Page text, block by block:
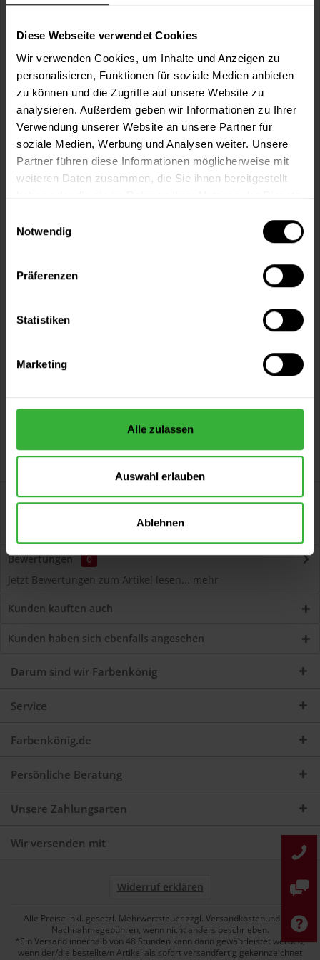
Diese Webseite verwendet Cookies
Wir verwenden Cookies, um Inhalte und Anzeigen zu
personalisieren, Funktionen für soziale Medien anbieten
zu können und die Zugriffe auf unsere Website zu
analysieren. Außerdem geben wir Informationen zu Ihrer
Verwendung unserer Website an unsere Partner für
soziale Medien, Werbung und Analysen weiter. Unsere
Partner führen diese Informationen möglicherweise mit
weiteren Daten zusammen, die Sie ihnen bereitgestellt
Notwendig
Präferenzen
Statistiken
Marketing
Alle zulassen
Auswahl erlauben
Ablehnen
Wie viele m² wollen Sie bearbeiten?
m²
In denWarenkorb
Fragen zum Artikel?
Sie möchten eine größere Menge kaufen
Versand innerhalb von 48h*
Beschreibung
Volvox Espressivo Lehmfarbe (Acapulco Gold) Lösemittelfreier,
dauerelastischer Wand- und...mehr
Bewertungen
0
Jetzt Bewertungen zum Artikel lesen... mehr
Kunden kauften auch
Kunden haben sich ebenfalls angesehen
Darum sind wir Farbenkönig
Service
Farbenkönig.de
Persönliche Beratung
Unsere Zahlungsarten
Wir versenden mit
Widerruf erklären
Alle Preise inkl. gesetzl. Mehrwertsteuer zzgl. Versandkostenund ggf.
Nachnahmegebühren, wenn nicht anders beschrieben.
*Ein Versand innerhalb von 48 Stunden kann dann gewährleistet werden,
wenn der/die bestellte/n Artikel als sofort versandfertig gekennzeichnet